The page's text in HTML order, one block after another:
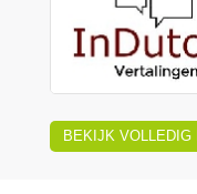
BEKIJK VOLLEDIG